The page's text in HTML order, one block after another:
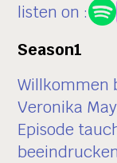
listen on :
Season1
Willkommen
Veronika
Episode